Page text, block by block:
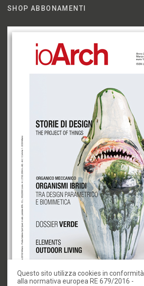
SHOP ABBONAMENTI
Questo sito utilizza cookies in conformità
alla normativa europea RE 679/2016 -